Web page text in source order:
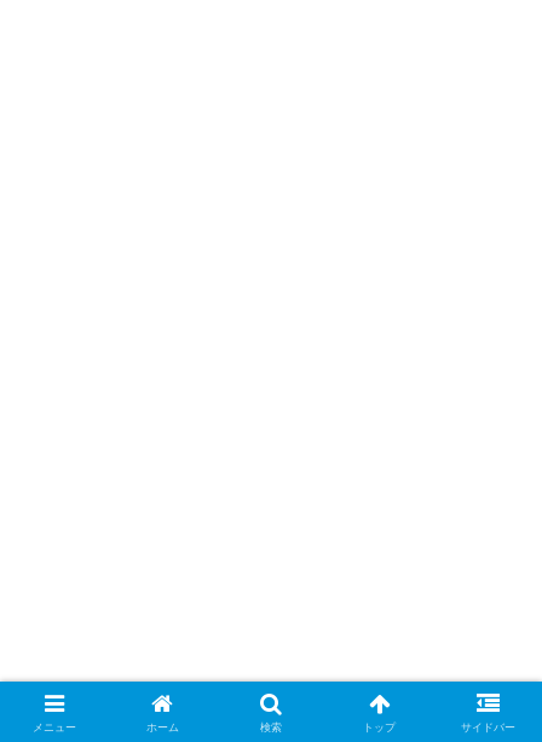
メニュー ホーム 検索 トップ サイドバー